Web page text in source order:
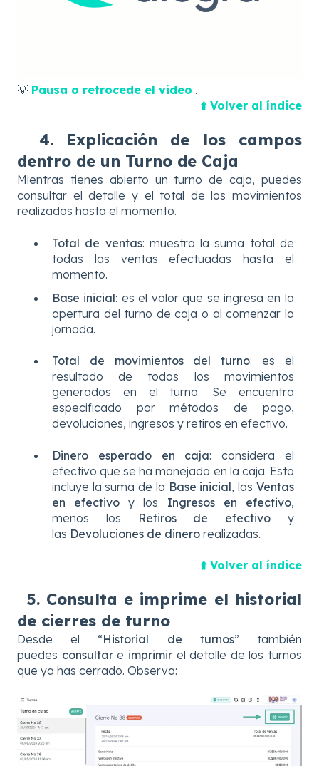
💡 Pausa o retrocede el video .
⬆️ Volver al índice
4. Explicación de los campos
dentro de un Turno de Caja
Mientras tienes abierto un turno de caja, puedes
consultar el detalle y el total de los movimientos
realizados hasta el momento.
Total de ventas: muestra la suma total de
todas las ventas efectuadas hasta el
momento.
Base inicial: es el valor que se ingresa en la
apertura del turno de caja o al comenzar la
jornada.
Total de movimientos del turno: es el
resultado de todos los movimientos
generados en el turno. Se encuentra
especificado por métodos de pago,
devoluciones, ingresos y retiros en efectivo.
Dinero esperado en caja: considera el
efectivo que se ha manejado en la caja. Esto
incluye la suma de la Base inicial, las Ventas
en efectivo y los Ingresos en efectivo,
menos los
Retiros de efectivo y
las Devoluciones de dinero realizadas.
⬆️ Volver al índice
5. Consulta e imprime el historial
de cierres de turno
Desde el “Historial de turnos” también
puedes consultare imprimirel detalle de los turnos
que ya has cerrado. Observa: